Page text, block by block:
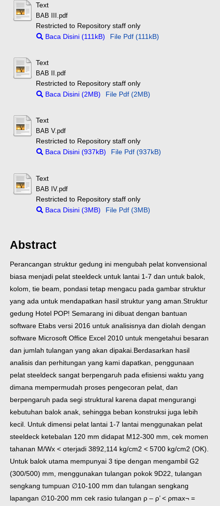
Text
BAB III.pdf
Restricted to Repository staff only
Baca Disini (111kB)
File Pdf (111kB)
Text
BAB II.pdf
Restricted to Repository staff only
Baca Disini (2MB)
File Pdf (2MB)
Text
BAB V.pdf
Restricted to Repository staff only
Baca Disini (937kB)
File Pdf (937kB)
Text
BAB IV.pdf
Restricted to Repository staff only
Baca Disini (3MB)
File Pdf (3MB)
Abstract
Perancangan struktur gedung ini mengubah pelat konvensional
biasa menjadi pelat steeldeck untuk lantai 1-7 dan untuk balok,
kolom, tie beam, pondasi tetap mengacu pada gambar struktur
yang ada untuk mendapatkan hasil struktur yang aman. Struktur
gedung Hotel POP! Semarang ini dibuat dengan bantuan
software Etabs versi 2016 untuk analisisnya dan diolah dengan
software Microsoft Office Excel 2010 untuk mengetahui besaran
dan jumlah tulangan yang akan dipakai. Berdasarkan hasil
analisis dan perhitungan yang kami dapatkan, penggunaan
pelat steeldeck sangat berpengaruh pada efisiensi waktu yang
dimana mempermudah proses pengecoran pelat, dan
berpengaruh pada segi struktural karena dapat mengurangi
kebutuhan balok anak, sehingga beban konstruksi juga lebih
kecil. Untuk dimensi pelat lantai 1-7 lantai menggunakan pelat
steeldeck ketebalan 120 mm didapat M12-300 mm, cek momen
tahanan M/Wx < σterjadi 3892,114 kg/cm2 < 5700 kg/cm2 (OK).
Untuk balok utama mempunyai 3 tipe dengan mengambil G2
(300/500) mm, menggunakan tulangan pokok 9D22, tulangan
sengkang tumpuan ∅10-100 mm dan tulangan sengkang
lapangan ∅10-200 mm cek rasio tulangan ρ – ρ’ < ρmax¬ =